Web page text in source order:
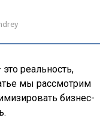
реальность,
мы рассмотрим
бизнес-